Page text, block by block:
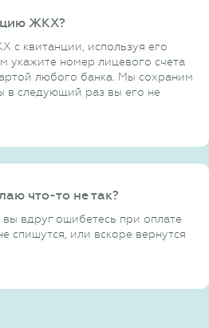
ЖКХ?
с квитанции, используя его
укажите номер лицевого счета
любого банка. Мы сохраним
в следующий раз вы его не
что-то не так?
вдруг ошибетесь при оплате
спишутся, или вскоре вернутся